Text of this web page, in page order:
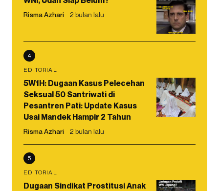
Risma Azhari 2 bulan lalu
4
EDITORIAL
5W1H: Dugaan Kasus Pelecehan
Seksual 50 Santriwati di
Pesantren Pati: Update Kasus
Usai Mandek Hampir 2 Tahun
Risma Azhari 2 bulan lalu
5
EDITORIAL
Dugaan Sindikat Prostitusi Anak